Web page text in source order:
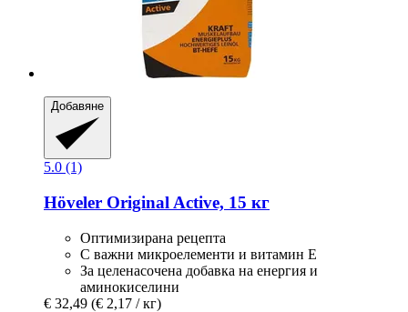
Добавяне
5.0 (1)
Höveler Original Active, 15 кг
Оптимизирана рецепта
С важни микроелементи и витамин Е
За целенасочена добавка на енергия и
аминокиселини
€ 32,49 (€ 2,17 / кг)